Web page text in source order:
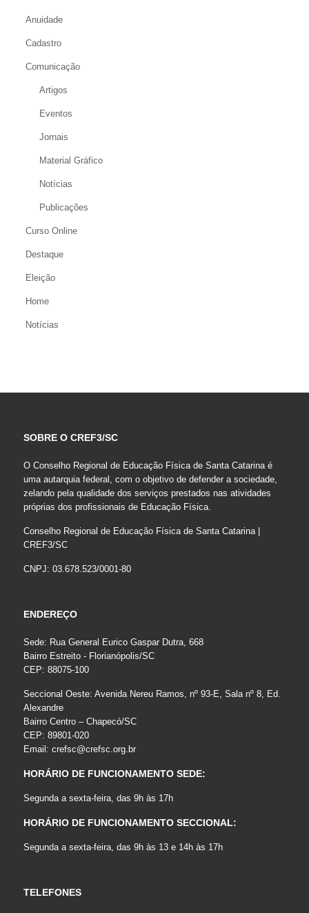
Anuidade
Cadastro
Comunicação
Artigos
Eventos
Jornais
Material Gráfico
Notícias
Publicações
Curso Online
Destaque
Eleição
Home
Notícias
SOBRE O CREF3/SC
O Conselho Regional de Educação Física de Santa Catarina é
uma autarquia federal, com o objetivo de defender a sociedade,
zelando pela qualidade dos serviços prestados nas atividades
próprias dos profissionais de Educação Física.
Conselho Regional de Educação Física de Santa Catarina |
CREF3/SC
CNPJ: 03.678.523/0001-80
ENDEREÇO
Sede: Rua General Eurico Gaspar Dutra, 668
Bairro Estreito - Florianópolis/SC
CEP: 88075-100
Seccional Oeste: Avenida Nereu Ramos, nº 93-E, Sala nº 8, Ed.
Alexandre
Bairro Centro – Chapecó/SC
CEP: 89801-020
Email: crefsc@crefsc.org.br
HORÁRIO DE FUNCIONAMENTO SEDE:
Segunda a sexta-feira, das 9h às 17h
HORÁRIO DE FUNCIONAMENTO SECCIONAL:
Segunda a sexta-feira, das 9h às 13 e 14h às 17h
TELEFONES